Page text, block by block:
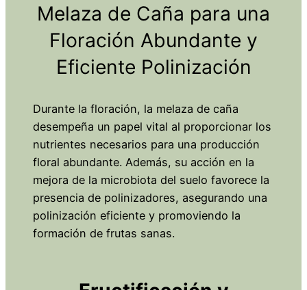
Melaza de Caña para una
Floración Abundante y
Eficiente Polinización
Durante la floración, la melaza de caña
desempeña un papel vital al proporcionar los
nutrientes necesarios para una producción
floral abundante. Además, su acción en la
mejora de la microbiota del suelo favorece la
presencia de polinizadores, asegurando una
polinización eficiente y promoviendo la
formación de frutas sanas.